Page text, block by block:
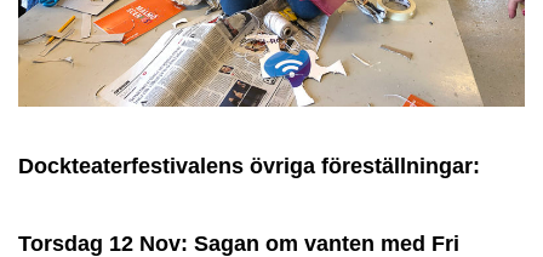
Dockteaterfestivalens övriga föreställningar:
Torsdag 12 Nov: Sagan om vanten med Fri